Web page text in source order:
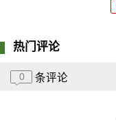
热门评论
0 条评论